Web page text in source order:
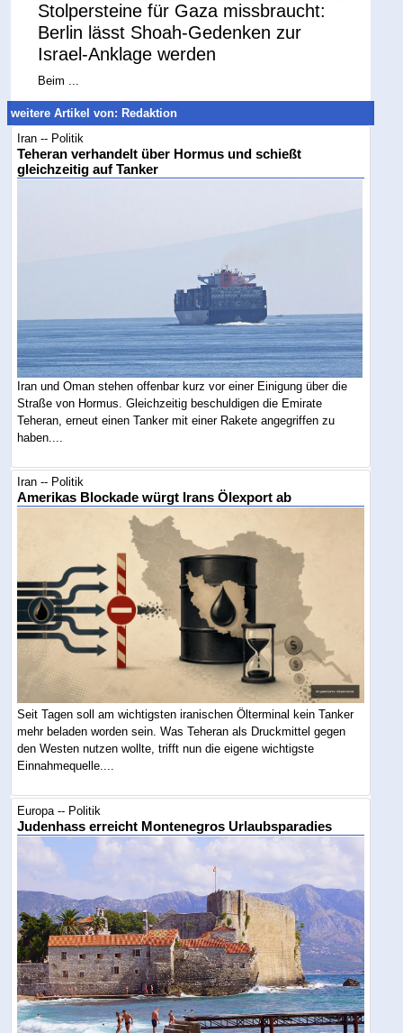
Stolpersteine für Gaza missbraucht:
Berlin lässt Shoah-Gedenken zur
Israel-Anklage werden
Beim ...
weitere Artikel von: Redaktion
Iran -- Politik
Teheran verhandelt über Hormus und schießt
gleichzeitig auf Tanker
Iran und Oman stehen offenbar kurz vor einer Einigung über die
Straße von Hormus. Gleichzeitig beschuldigen die Emirate
Teheran, erneut einen Tanker mit einer Rakete angegriffen zu
haben....
Iran -- Politik
Amerikas Blockade würgt Irans Ölexport ab
Seit Tagen soll am wichtigsten iranischen Ölterminal kein Tanker
mehr beladen worden sein. Was Teheran als Druckmittel gegen
den Westen nutzen wollte, trifft nun die eigene wichtigste
Einnahmequelle....
Europa -- Politik
Judenhass erreicht Montenegros Urlaubsparadies